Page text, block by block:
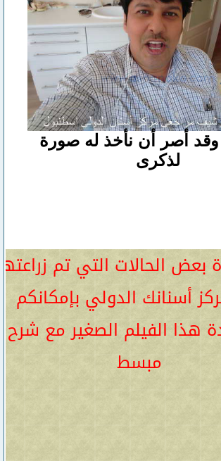
وقد أصر أن نأخذ له صورة
لذكرى
الحالات التي تم زراعتها
أسنانك الدولي بإمكانكم
هذا الفيلم الصغير مع شرح
مبسط